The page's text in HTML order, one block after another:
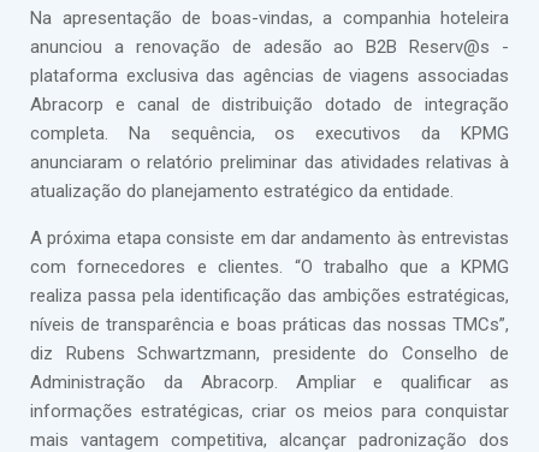
Na apresentação de boas-vindas, a companhia hoteleira
anunciou a renovação de adesão ao B2B Reserv@s -
plataforma exclusiva das agências de viagens associadas
Abracorp e canal de distribuição dotado de integração
completa. Na sequência, os executivos da KPMG
anunciaram o relatório preliminar das atividades relativas à
atualização do planejamento estratégico da entidade.
A próxima etapa consiste em dar andamento às entrevistas
com fornecedores e clientes. “O trabalho que a KPMG
realiza passa pela identificação das ambições estratégicas,
níveis de transparência e boas práticas das nossas TMCs”,
diz Rubens Schwartzmann, presidente do Conselho de
Administração da Abracorp. Ampliar e qualificar as
informações estratégicas, criar os meios para conquistar
mais vantagem competitiva, alcançar padronização dos